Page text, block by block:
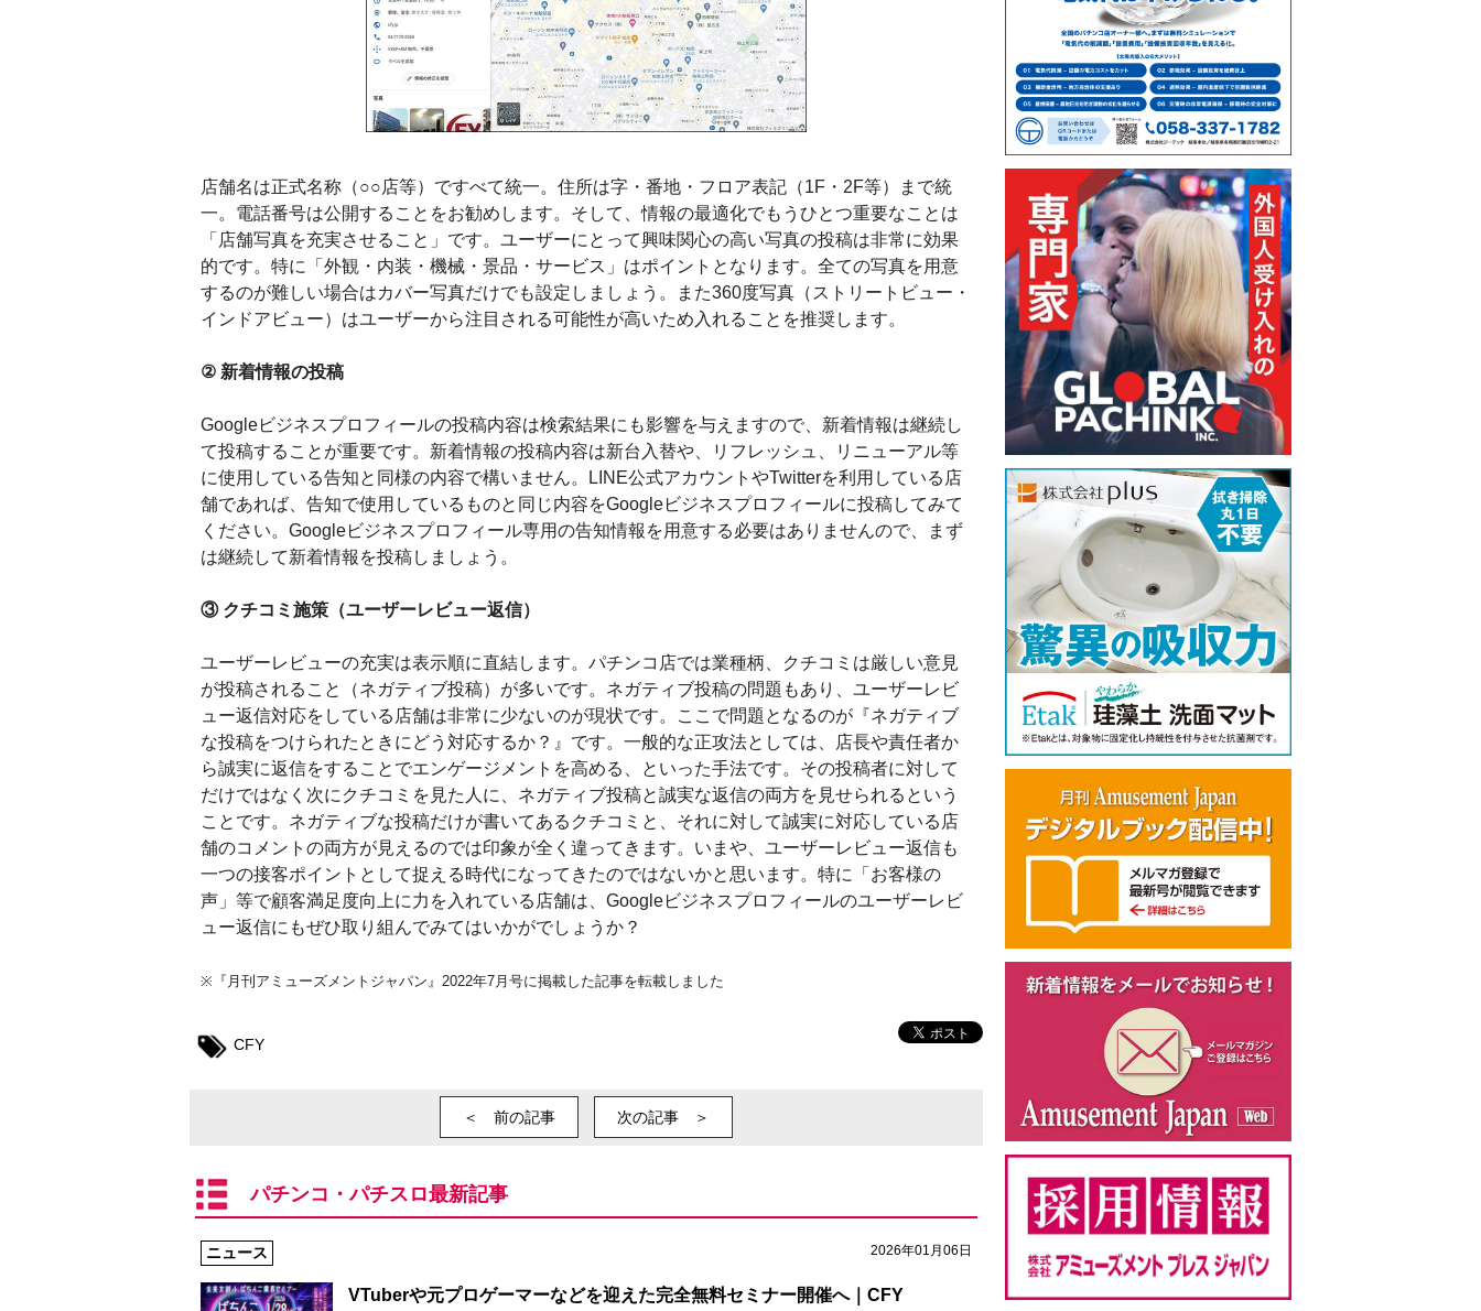
店舗名は正式名称（○○店等）ですべて統一。住所は字・番地・フロア表記（1F・2F等）まで統
一。電話番号は公開することをお勧めします。そして、情報の最適化でもうひとつ重要なことは
「店舗写真を充実させること」です。ユーザーにとって興味関心の高い写真の投稿は非常に効果
的です。特に「外観・内装・機械・景品・サービス」はポイントとなります。全ての写真を用意
するのが難しい場合はカバー写真だけでも設定しましょう。また360度写真（ストリートビュー・
インドアビュー）はユーザーから注目される可能性が高いため入れることを推奨します。
② 新着情報の投稿
Googleビジネスプロフィールの投稿内容は検索結果にも影響を与えますので、新着情報は継続し
て投稿することが重要です。新着情報の投稿内容は新台入替や、リフレッシュ、リニューアル等
に使用している告知と同様の内容で構いません。LINE公式アカウントやTwitterを利用している店
舗であれば、告知で使用しているものと同じ内容をGoogleビジネスプロフィールに投稿してみて
ください。Googleビジネスプロフィール専用の告知情報を用意する必要はありませんので、まず
は継続して新着情報を投稿しましょう。
③ クチコミ施策（ユーザーレビュー返信）
ユーザーレビューの充実は表示順に直結します。パチンコ店では業種柄、クチコミは厳しい意見
が投稿されること（ネガティブ投稿）が多いです。ネガティブ投稿の問題もあり、ユーザーレビ
ュー返信対応をしている店舗は非常に少ないのが現状です。ここで問題となるのが『ネガティブ
な投稿をつけられたときにどう対応するか？』です。一般的な正攻法としては、店長や責任者か
ら誠実に返信をすることでエンゲージメントを高める、といった手法です。その投稿者に対して
だけではなく次にクチコミを見た人に、ネガティブ投稿と誠実な返信の両方を見せられるという
ことです。ネガティブな投稿だけが書いてあるクチコミと、それに対して誠実に対応している店
舗のコメントの両方が見えるのでは印象が全く違ってきます。いまや、ユーザーレビュー返信も
一つの接客ポイントとして捉える時代になってきたのではないかと思います。特に「お客様の
声」等で顧客満足度向上に力を入れている店舗は、Googleビジネスプロフィールのユーザーレビ
ュー返信にもぜひ取り組んでみてはいかがでしょうか？
※『月刊アミューズメントジャパン』2022年7月号に掲載した記事を転載しました
CFY
＜ 前の記事 次の記事 ＞
パチンコ・パチスロ最新記事
2026年01月06日
ニュース
VTuberや元プロゲーマーなどを迎えた完全無料セミナー開催へ｜CFY